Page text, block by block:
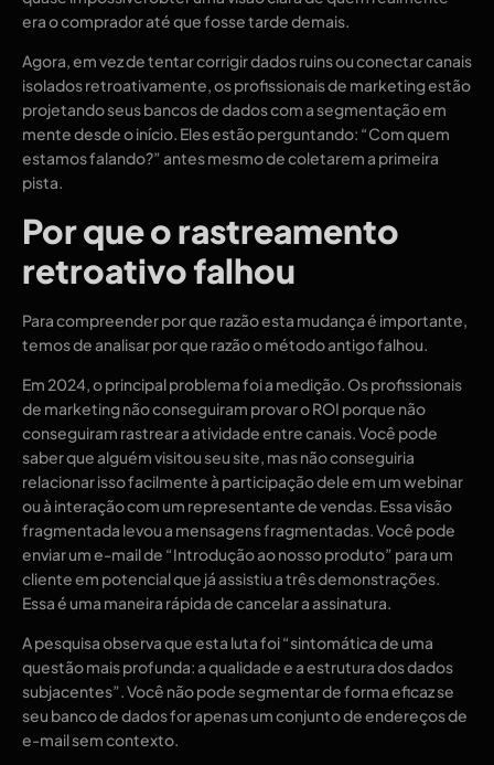
era o comprador até que fosse tarde demais.
Agora, em vez de tentar corrigir dados ruins ou conectar canais
isolados retroativamente, os profissionais de marketing estão
projetando seus bancos de dados com a segmentação em
mente desde o início. Eles estão perguntando: “Com quem
estamos falando?” antes mesmo de coletarem a primeira
pista.
Por que o rastreamento
retroativo falhou
Para compreender por que razão esta mudança é importante,
temos de analisar por que razão o método antigo falhou.
Em 2024, o principal problema foi a medição. Os profissionais
de marketing não conseguiram provar o ROI porque não
conseguiram rastrear a atividade entre canais. Você pode
saber que alguém visitou seu site, mas não conseguiria
relacionar isso facilmente à participação dele em um webinar
ou à interação com um representante de vendas. Essa visão
fragmentada levou a mensagens fragmentadas. Você pode
enviar um e-mail de “Introdução ao nosso produto” para um
cliente em potencial que já assistiu a três demonstrações.
Essa é uma maneira rápida de cancelar a assinatura.
A pesquisa observa que esta luta foi “sintomática de uma
questão mais profunda: a qualidade e a estrutura dos dados
subjacentes”. Você não pode segmentar de forma eficaz se
seu banco de dados for apenas um conjunto de endereços de
e-mail sem contexto.